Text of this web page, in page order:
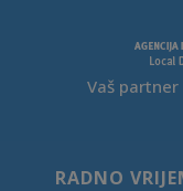
Vaš
RADNO